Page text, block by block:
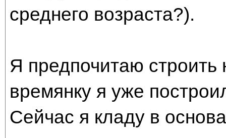
среднего возраста?).
Я предпочитаю строить
времянку я уже
Сейчас я кладу в